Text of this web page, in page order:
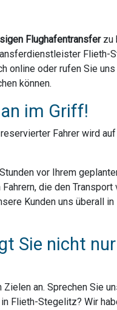
Flughafentransferzu
oder rufen Sie
können.
im Griff!
Fahrer wird
vor Ihrem
die den
Kunden uns überall
Sie nicht
an. Sprechen Sie
Flieth-Stegelitz? Wir